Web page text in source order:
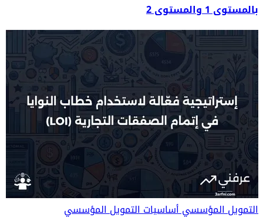
بالمستوى 1 والمستوى 2
التمويل المؤسسيأساسيات التمويل المؤسسي